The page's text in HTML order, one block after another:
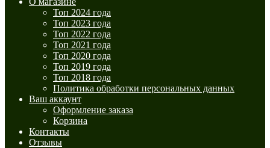
Топ 2024 года
Топ 2023 года
Топ 2022 года
Топ 2021 года
Топ 2020 года
Топ 2019 года
Топ 2018 года
Политика обработки персональных данных
Ваш аккаунт
Оформление заказа
Корзина
Контакты
Отзывы